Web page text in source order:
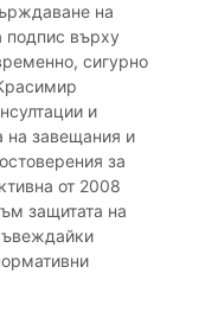
на
подпис върху
сигурно
и
на завещания и
за
от 2008
защитата на